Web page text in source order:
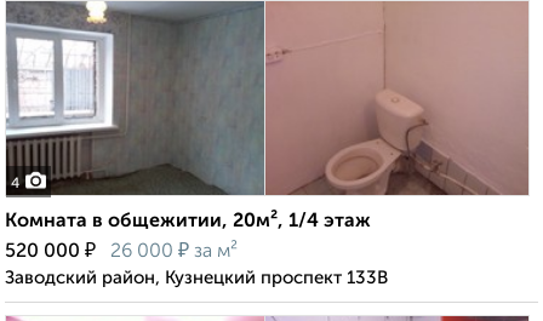
4
Комната в общежитии, 20м², 1/4 этаж
520 000 ₽ 26 000 ₽ за м²
Заводский район, Кузнецкий проспект 133В